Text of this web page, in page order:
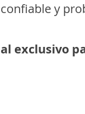
y
exclusivo